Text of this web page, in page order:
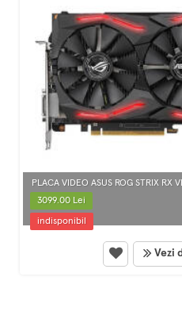
PLACA VIDEO ASUS ROG STRIX RX
3099.00 Lei
indisponibil
Vezi